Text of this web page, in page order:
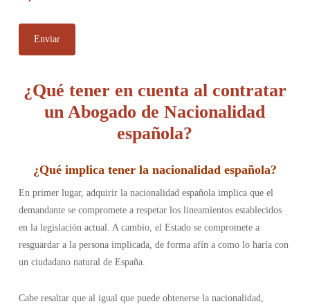
¿Qué tener en cuenta al contratar
un Abogado de Nacionalidad
española?
¿Qué implica tener la nacionalidad española?
En primer lugar, adquirir la nacionalidad española implica que el
demandante se compromete a respetar los lineamientos establecidos
en la legislación actual. A cambio, el Estado se compromete a
resguardar a la persona implicada, de forma afín a como lo haría con
un ciudadano natural de España.
Cabe resaltar que al igual que puede obtenerse la nacionalidad,